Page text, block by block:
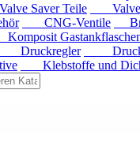
Saver Teile Valve
CNG-Ventile
Druckregler
Klebstoffe und